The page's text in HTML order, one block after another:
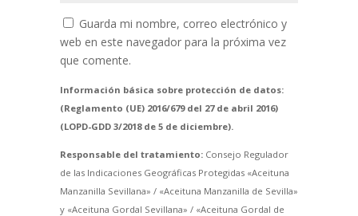
Guarda mi nombre, correo electrónico y
web en este navegador para la próxima vez
que comente.
Información básica sobre protección de datos:
(Reglamento (UE) 2016/679 del 27 de abril 2016)
(LOPD-GDD 3/2018 de 5 de diciembre).
Responsable del tratamiento:Consejo Regulador
de las Indicaciones Geográficas Protegidas «Aceituna
Manzanilla Sevillana» / «Aceituna Manzanilla de Sevilla»
y «Aceituna Gordal Sevillana» / «Aceituna Gordal de